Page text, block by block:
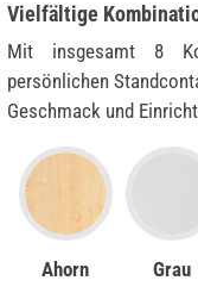
Vielfältige
Mit insgesamt 8
persönlichen
Geschmack und
Ahorn Grau